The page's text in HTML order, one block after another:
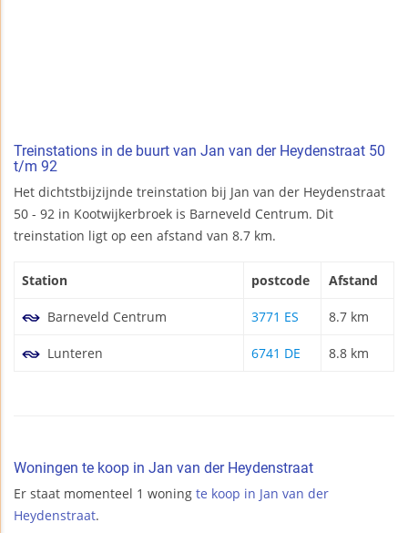
Treinstations in de buurt van Jan van der Heydenstraat 50
t/m 92
Het dichtstbijzijnde treinstation bij Jan van der Heydenstraat
50 - 92 in Kootwijkerbroek is Barneveld Centrum. Dit
treinstation ligt op een afstand van 8.7 km.
Station postcode Afstand
Barneveld Centrum 3771 ES 8.7 km
Lunteren 6741 DE 8.8 km
Woningen te koop in Jan van der Heydenstraat
Er staat momenteel 1 woning te koop in Jan van der
Heydenstraat.